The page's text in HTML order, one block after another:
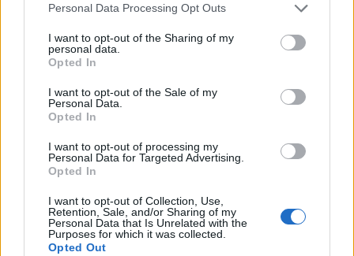
Personal Data Processing Opt Outs
I want to opt-out of the Sharing of my
personal data.
Opted In
I want to opt-out of the Sale of my
Personal Data.
Opted In
I want to opt-out of processing my
Personal Data for Targeted Advertising.
Opted In
I want to opt-out of Collection, Use,
Retention, Sale, and/or Sharing of my
Personal Data that Is Unrelated with the
Purposes for which it was collected.
Opted Out
05/08/2026 - 08:44 ΤΕΧΝΟΛΟΓΙΑ
Evergood: Άγγιξε τα 300 εκατ. ο τζίρος- Στα 10
εκατ. ευρώ το τίμημα για το 60% του Jackaroo
Παπουτσάνης: Καθαρά κέρδη 3,4 εκατ. ευρώ στο
α΄ εξάμηνο – Στα 40,7 εκατ. ευρώ ο τζίρος
05/08/2026 - 08:01 ΕΠΙΧΕΙΡΗΣΕΙΣ
Alpha Bank: Για πρώτη φορά το Αρχαίο Θέατρο
05/08/2026 - 12:41 ESG